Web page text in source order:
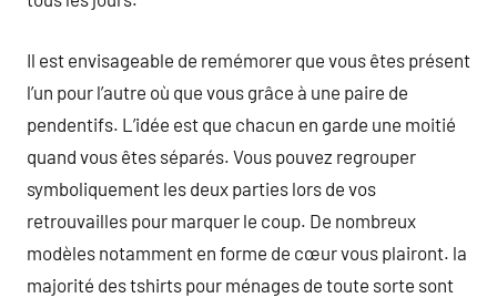
Il est envisageable de remémorer que vous êtes présent
l’un pour l’autre où que vous grâce à une paire de
pendentifs. L’idée est que chacun en garde une moitié
quand vous êtes séparés. Vous pouvez regrouper
symboliquement les deux parties lors de vos
retrouvailles pour marquer le coup. De nombreux
modèles notamment en forme de cœur vous plairont. la
majorité des tshirts pour ménages de toute sorte sont